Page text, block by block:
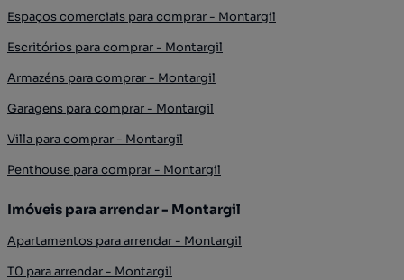
Espaços comerciais para comprar - Montargil
Escritórios para comprar - Montargil
Armazéns para comprar - Montargil
Garagens para comprar - Montargil
Villa para comprar - Montargil
Penthouse para comprar - Montargil
Imóveis para arrendar - Montargil
Apartamentos para arrendar - Montargil
T0 para arrendar - Montargil